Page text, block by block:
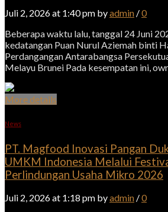
Juli 2, 2026 at 1:40 pm byadmin /0
Beberapa waktu lalu, tanggal 24 Juni
kedatangan Puan Nurul Aziemah binti
Perdangangan Antarabangsa
Melayu Brunei Pada kesempatan ini,
More details
News
PT. Magfood Inovasi Pangan
UMKM Indonesia Melalui
Perlindungan Usaha Mikro 2026
Juli 2, 2026 at 1:18 pm byadmin /0